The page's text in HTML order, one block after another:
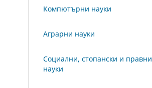
Компютърни науки
Аграрни науки
Социални, стопански и правни
науки